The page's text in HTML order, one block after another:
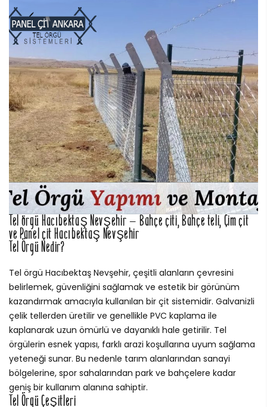
Tel örgü Hacıbektaş Nevşehir – Bahçe çiti, Bahçe teli, Çim çit
ve Panel çit Hacıbektaş Nevşehir
Tel Örgü Nedir?
Tel örgü Hacıbektaş Nevşehir, çeşitli alanların çevresini
belirlemek, güvenliğini sağlamak ve estetik bir görünüm
kazandırmak amacıyla kullanılan bir çit sistemidir. Galvanizli
çelik tellerden üretilir ve genellikle PVC kaplama ile
kaplanarak uzun ömürlü ve dayanıklı hale getirilir. Tel
örgülerin esnek yapısı, farklı arazi koşullarına uyum sağlama
yeteneği sunar. Bu nedenle tarım alanlarından sanayi
bölgelerine, spor sahalarından park ve bahçelere kadar
geniş bir kullanım alanına sahiptir.
Tel Örgü Çeşitleri